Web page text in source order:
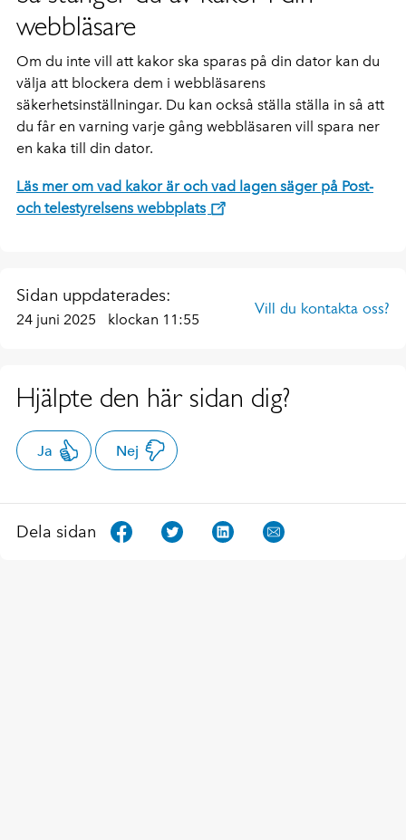
webbläsare
Om du inte vill att kakor ska sparas på din dator kan du
välja att blockera dem i webbläsarens
säkerhetsinställningar. Du kan också ställa ställa in så att
du får en varning varje gång webbläsaren vill spara ner
en kaka till din dator.
Läs mer om vad kakor är och vad lagen säger på Post-
och telestyrelsens webbplats
Sidan uppdaterades:
24 juni 2025 klockan 11:55
Vill du kontakta oss?
Hjälpte den här sidan dig?
Ja Nej
Dela sidan